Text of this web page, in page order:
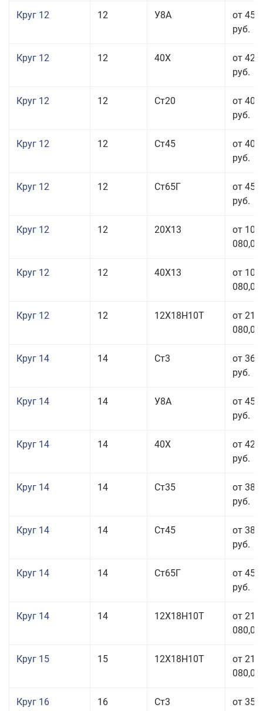
Круг 12 12 У8А
от 45
руб.
Круг 12 12 40Х
от 42
руб.
Круг 12 12 Ст20
от 40
руб.
Круг 12 12 Ст45
от 40
руб.
Круг 12 12 Ст65Г
от 45
руб.
Круг 12 12 20Х13
от 103
080,00
Круг 12 12 40Х13
от 103
080,00
Круг 12 12 12Х18Н10Т
от 212
080,00
Круг 14 14 Ст3
от 36
руб.
Круг 14 14 У8А
от 45
руб.
Круг 14 14 40Х
от 42
руб.
Круг 14 14 Ст35
от 38
руб.
Круг 14 14 Ст45
от 38
руб.
Круг 14 14 Ст65Г
от 45
руб.
Круг 14 14 12Х18Н10Т
от 211
080,00
Круг 15 15 12Х18Н10Т
от 211
080,00
Круг 16 16 Ст3
от 35